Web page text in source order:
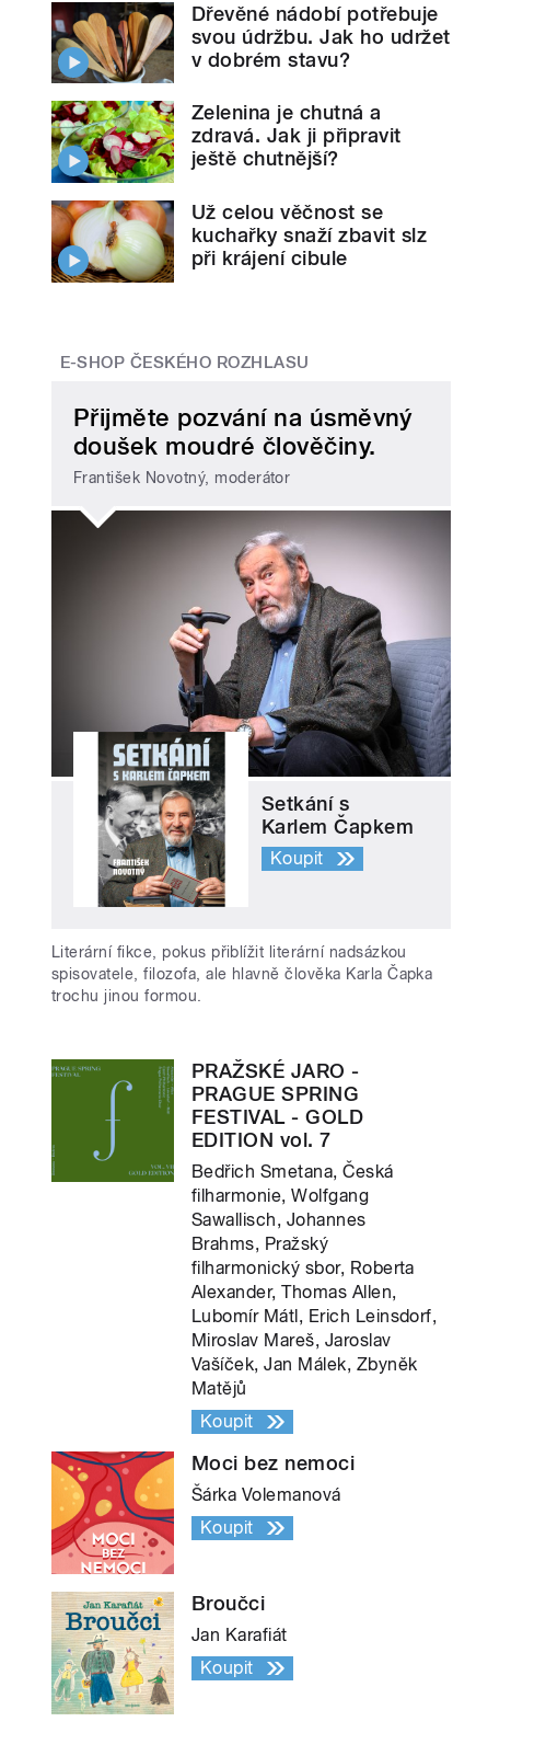
Dřevěné nádobí potřebuje
svou údržbu. Jak ho udržet
v dobrém stavu?
Zelenina je chutná a
zdravá. Jak ji připravit
ještě chutnější?
Už celou věčnost se
kuchařky snaží zbavit slz
při krájení cibule
E-SHOP ČESKÉHO ROZHLASU
Přijměte pozvání na úsměvný
doušek moudré člověčiny.
František Novotný, moderátor
Setkání s
Karlem Čapkem
Koupit
Literární fikce, pokus přiblížit literární nadsázkou
spisovatele, filozofa, ale hlavně člověka Karla Čapka
trochu jinou formou.
PRAŽSKÉ JARO -
PRAGUE SPRING
FESTIVAL - GOLD
EDITION vol. 7
Bedřich Smetana, Česká
filharmonie, Wolfgang
Sawallisch, Johannes
Brahms, Pražský
filharmonický sbor, Roberta
Alexander, Thomas Allen,
Lubomír Mátl, Erich Leinsdorf,
Miroslav Mareš, Jaroslav
Vašíček, Jan Málek, Zbyněk
Matějů
Koupit
Moci bez nemoci
Šárka Volemanová
Koupit
Broučci
Jan Karafiát
Koupit